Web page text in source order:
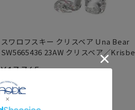
スワロフスキー クリスベア Una Bear
SW5665436 23AW クリスベア／
¥17,765税込